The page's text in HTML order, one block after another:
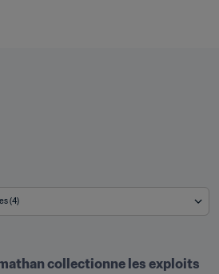
(4)
collectionne les exploits